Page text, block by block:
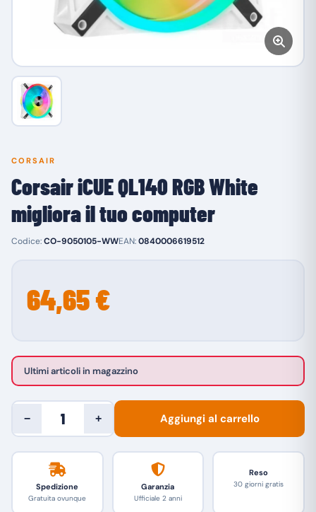
CORSAIR
Corsair iCUE QL140 RGB White
migliora il tuo computer
Codice:CO-9050105-WWEAN:0840006619512
64,65 €
Ultimi articoli in magazzino
− + Aggiungi al carrello
Spedizione
Gratuita ovunque
Garanzia
Ufficiale 2 anni
Reso
30 giorni gratis